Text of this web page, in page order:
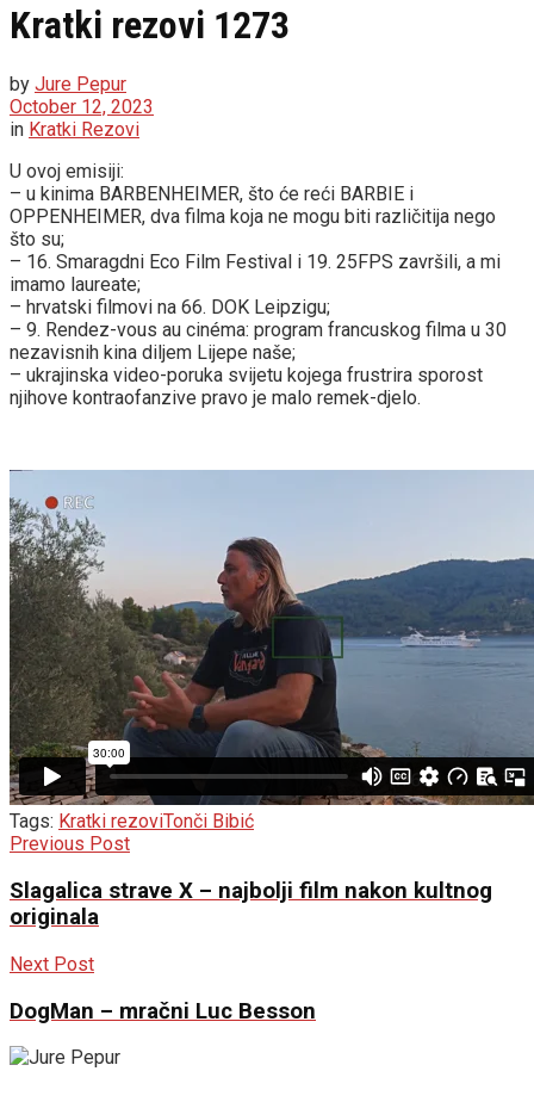
Kratki rezovi 1273
by Jure Pepur
October 12, 2023
in Kratki Rezovi
U ovoj emisiji:
– u kinima BARBENHEIMER, što će reći BARBIE i
OPPENHEIMER, dva filma koja ne mogu biti različitija nego
što su;
– 16. Smaragdni Eco Film Festival i 19. 25FPS završili, a mi
imamo laureate;
– hrvatski filmovi na 66. DOK Leipzigu;
– 9. Rendez-vous au cinéma: program francuskog filma u 30
nezavisnih kina diljem Lijepe naše;
– ukrajinska video-poruka svijetu kojega frustrira sporost
njihove kontraofanzive pravo je malo remek-djelo.
Tags: Kratki rezoviTonči Bibić
Previous Post
Slagalica strave X – najbolji film nakon kultnog
originala
Next Post
DogMan – mračni Luc Besson